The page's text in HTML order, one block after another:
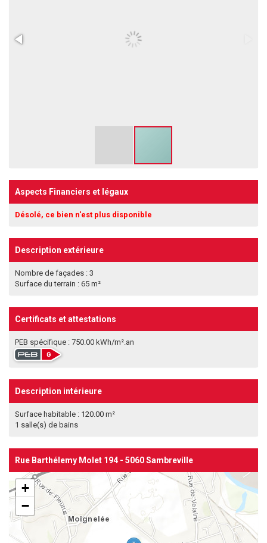
Aspects Financiers et légaux
Désolé, ce bien n'est plus disponible
Description extérieure
Nombre de façades : 3
Surface du terrain : 65 m²
Certificats et attestations
PEB spécifique : 750.00 kWh/m².an
Description intérieure
Surface habitable : 120.00 m²
1 salle(s) de bains
Rue Barthélemy Molet 194 - 5060 Sambreville
+
−